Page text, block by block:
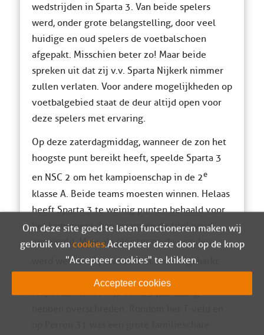
wedstrijden in Sparta 3. Van beide spelers
werd, onder grote belangstelling, door veel
huidige en oud spelers de voetbalschoen
afgepakt. Misschien beter zo! Maar beide
spreken uit dat zij v.v. Sparta Nijkerk nimmer
zullen verlaten. Voor andere mogelijkheden op
voetbalgebied staat de deur altijd open voor
deze spelers met ervaring.
Op deze zaterdagmiddag, wanneer de zon het
hoogste punt bereikt heeft, speelde Sparta 3
en NSC 2 om het kampioenschap in de 2e
klasse A. Beide teams moesten winnen. Helaas
heeft Sparta 3 te weinig punten behaald voor
het kampioenschap waarmee de titel werd
verspeeld. Maar als pleister op de wonden
werd wel de 2eperiode titel binnen geharkt.
Een prestatie op zich, daar alle spelers toch de
respectabele leeftijd van 25 jaar allang
Om deze site goed te laten functioneren maken wij
gebruik van cookies. Accepteer deze door op de knop
"Accepteer cookies" te klikken.
Accepteer cookies